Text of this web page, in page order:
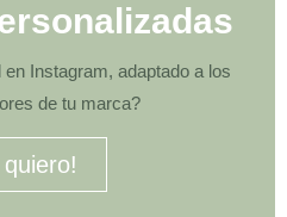
Instagram, adaptado a los
de tu marca?
quiero!